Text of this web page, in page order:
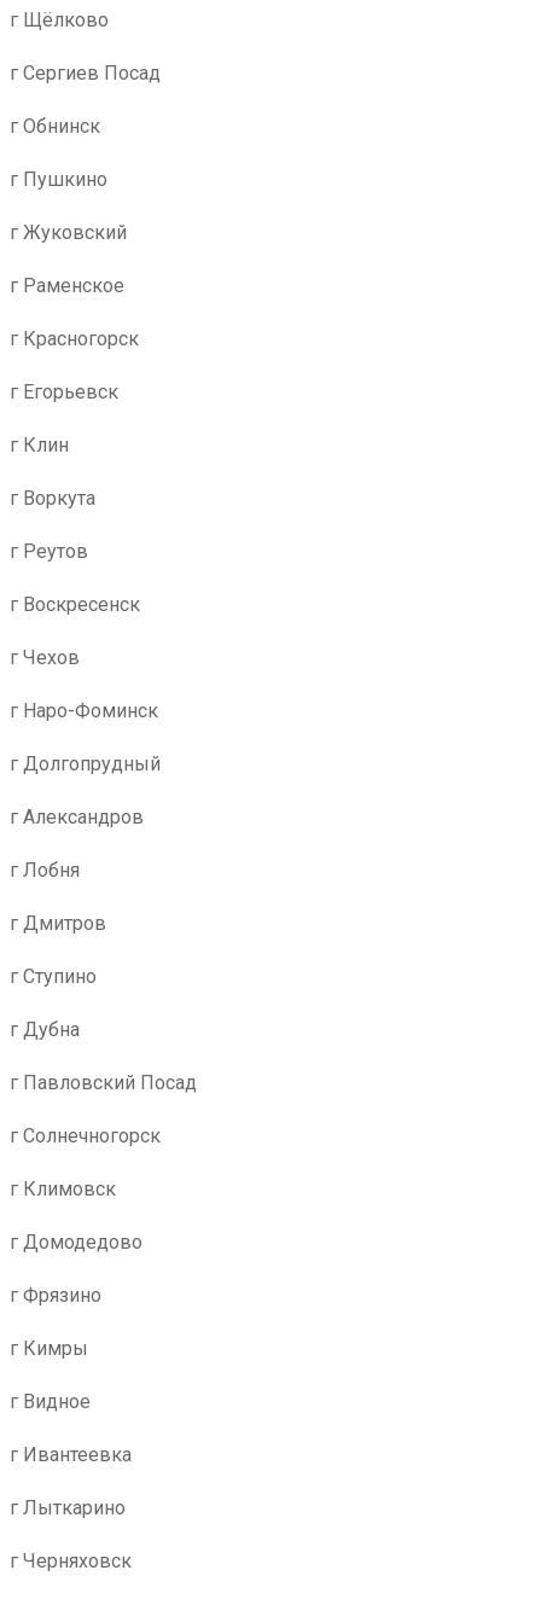
г Щёлково
г Сергиев Посад
г Обнинск
г Пушкино
г Жуковский
г Раменское
г Красногорск
г Егорьевск
г Клин
г Воркута
г Реутов
г Воскресенск
г Чехов
г Наро-Фоминск
г Долгопрудный
г Александров
г Лобня
г Дмитров
г Ступино
г Дубна
г Павловский Посад
г Солнечногорск
г Климовск
г Домодедово
г Фрязино
г Кимры
г Видное
г Ивантеевка
г Лыткарино
г Черняховск